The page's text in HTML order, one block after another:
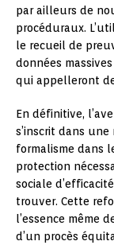
par ailleurs de
procéduraux.
le recueil de
données
qui appelleront
En définitive,
s’inscrit dans
formalisme dans
protection
sociale
trouver. Cette
l’essence même
d’un procès